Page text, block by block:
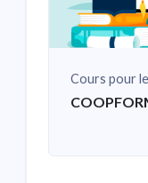
Cours pour